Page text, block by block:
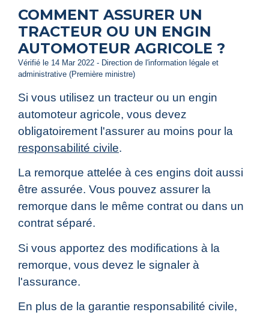
COMMENT ASSURER UN
TRACTEUR OU UN ENGIN
AUTOMOTEUR AGRICOLE ?
Vérifié le 14 Mar 2022 - Direction de l'information légale et
administrative (Première ministre)
Si vous utilisez un tracteur ou un engin
automoteur agricole, vous devez
obligatoirement l'assurer au moins pour la
responsabilité civile.
La remorque attelée à ces engins doit aussi
être assurée. Vous pouvez assurer la
remorque dans le même contrat ou dans un
contrat séparé.
Si vous apportez des modifications à la
remorque, vous devez le signaler à
l'assurance.
En plus de la garantie responsabilité civile,